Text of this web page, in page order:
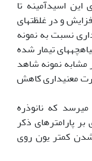
این اسید­آمینه تا
افزایش و در غلظت‏های
نسبت به نمونه
شاهد کاهش نشان داد. بیان ژن P5CS درگیاهچه‫­های تیمار شده
بر لیتر مشابه نمونه شاهد
معنی­داری کاهش
که نانوذره
پارامترهای ذکر
کمتر یون روی